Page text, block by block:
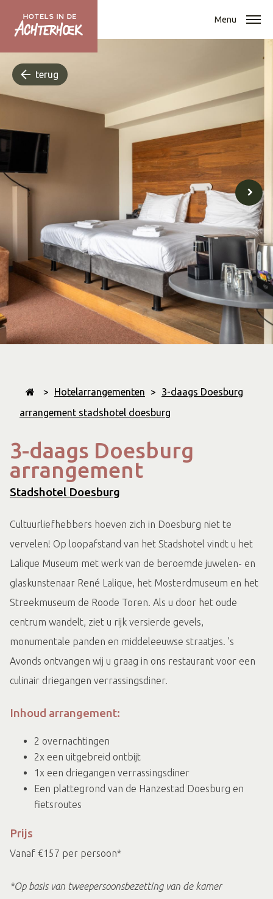
Menu
terug
> Hotelarrangementen >
3-daags Doesburg
arrangement stadshotel doesburg
3-daags Doesburg
arrangement
Stadshotel Doesburg
Cultuurliefhebbers hoeven zich in Doesburg niet te
vervelen! Op loopafstand van het Stadshotel vindt u het
Lalique Museum met werk van de beroemde juwelen- en
glaskunstenaar René Lalique, het Mosterdmuseum en het
Streekmuseum de Roode Toren. Als u door het oude
centrum wandelt, ziet u rijk versierde gevels,
monumentale panden en middeleeuwse straatjes. ’s
Avonds ontvangen wij u graag in ons restaurant voor een
culinair driegangen verrassingsdiner.
Inhoud arrangement:
2 overnachtingen
2x een uitgebreid ontbijt
1x een driegangen verrassingsdiner
Een plattegrond van de Hanzestad Doesburg en
fietsroutes
Prijs
Vanaf €157 per persoon*
*Op basis van tweepersoonsbezetting van de kamer